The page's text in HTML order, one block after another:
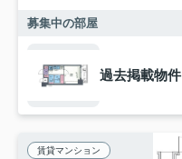
募集中の部屋
過去掲載物件
賃貸マンション